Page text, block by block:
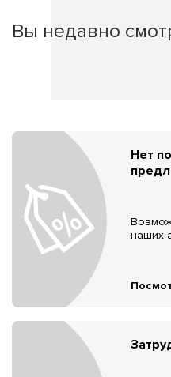
Вы недавно
Нет
наших